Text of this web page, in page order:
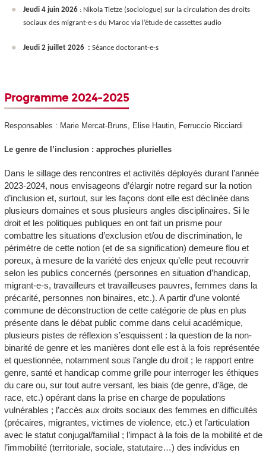
Jeudi 4 juin 2026 : Nikola Tietze (sociologue) sur la circulation des droits
sociaux des migrant-e-s du Maroc via l’étude de cassettes audio
Jeudi 2 juillet 2026 : Séance doctorant-e-s
Programme 2024-2025
Responsables : Marie Mercat-Bruns, Elise Hautin, Ferruccio Ricciardi
Le genre de l’inclusion : approches plurielles
Dans le sillage des rencontres et activités déployés durant l’année
2023-2024, nous envisageons d’élargir notre regard sur la notion
d’inclusion et, surtout, sur les façons dont elle est déclinée dans
plusieurs domaines et sous plusieurs angles disciplinaires. Si le
droit et les politiques publiques en ont fait un prisme pour
combattre les situations d’exclusion et/ou de discrimination, le
périmètre de cette notion (et de sa signification) demeure flou et
poreux, à mesure de la variété des enjeux qu’elle peut recouvrir
selon les publics concernés (personnes en situation d’handicap,
migrant-e-s, travailleurs et travailleuses pauvres, femmes dans la
précarité, personnes non binaires, etc.). A partir d’une volonté
commune de déconstruction de cette catégorie de plus en plus
présente dans le débat public comme dans celui académique,
plusieurs pistes de réflexion s’esquissent : la question de la non-
binarité de genre et les manières dont elle est à la fois représentée
et questionnée, notamment sous l’angle du droit ; le rapport entre
genre, santé et handicap comme grille pour interroger les éthiques
du careou, sur tout autre versant, les biais (de genre, d’âge, de
race, etc.) opérant dans la prise en charge de populations
vulnérables ; l’accès aux droits sociaux des femmes en difficultés
(précaires, migrantes, victimes de violence, etc.) et l’articulation
avec le statut conjugal/familial ; l’impact à la fois de la mobilité et de
l’immobilité (territoriale, sociale, statutaire…) des individus en